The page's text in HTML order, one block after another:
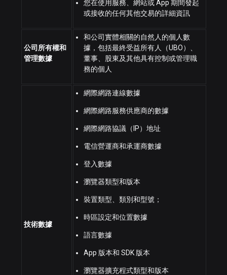
您在使用服務、網站或 App 期間發起
或接收的任何其他交易的詳細資訊
公司所有權和
管理數據
和公司實體相關的自然人的個人數
據，包括最終受益所有人（UBO）、
董事、股東及其他具有控制或管理職
務的個人
技術數據
網際網路連線數據
網際網路服務供應商的數據
網際網路協議（IP）地址
電信營運商和承運商數據
登入數據
瀏覽器類型和版本
裝置類型、類別和型號；
時區設定和位置數據
語言數據
App 版本和 SDK 版本
瀏覽器擴充程式類型和版本